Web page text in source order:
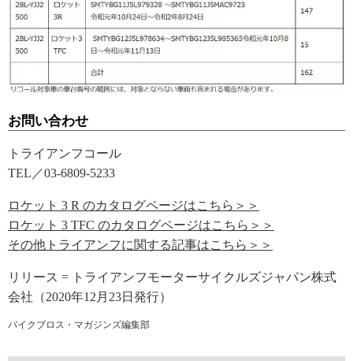
お問い合わせ
トライアンフコール
TEL／03-6809-5233
ロケット 3 R のカタログページはこちら＞＞
ロケット 3 TFC のカタログページはこちら＞＞
その他トライアンフに関する記事はこちら＞＞
リリース = トライアンフモーターサイクルズジャパン株式
会社（2020年12月23日発行）
バイクブロス・マガジンズ編集部